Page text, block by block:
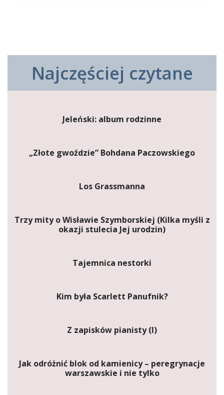
Najczęściej czytane
Jeleński: album rodzinne
„Złote gwoździe” Bohdana Paczowskiego
Los Grassmanna
Trzy mity o Wisławie Szymborskiej (Kilka myśli z
okazji stulecia Jej urodzin)
Tajemnica nestorki
Kim była Scarlett Panufnik?
Z zapisków pianisty (I)
Jak odróżnić blok od kamienicy – peregrynacje
warszawskie i nie tylko